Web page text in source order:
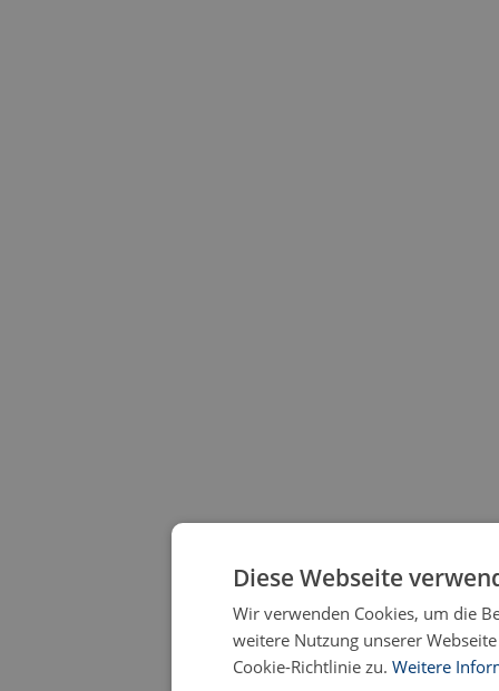
Diese Webseite
Wir verwenden Cookies, um die
weitere Nutzung unserer
Cookie-Richtlinie zu. Weitere